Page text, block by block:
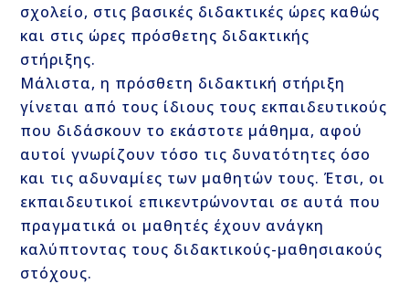
σχολείο, στις βασικές διδακτικές ώρες καθώς
και στις ώρες πρόσθετης διδακτικής
στήριξης.
Μάλιστα, η πρόσθετη διδακτική στήριξη
γίνεται από τους ίδιους τους εκπαιδευτικούς
που διδάσκουν το εκάστοτε μάθημα, αφού
αυτοί γνωρίζουν τόσο τις δυνατότητες όσο
και τις αδυναμίες των μαθητών τους. Έτσι, οι
εκπαιδευτικοί επικεντρώνονται σε αυτά που
πραγματικά οι μαθητές έχουν ανάγκη
καλύπτοντας τους διδακτικούς-μαθησιακούς
στόχους.